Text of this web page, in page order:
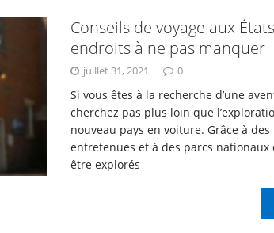
Conseils de voyage aux
endroits à ne pas manquer
juillet 31, 2021 0
Si vous êtes à la recherche d’une
cherchez pas plus loin que
nouveau pays en voiture. Grâce à
entretenues et à des parcs nationaux
être explorés